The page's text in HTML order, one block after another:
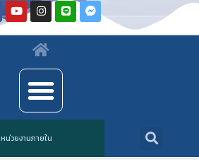
หน่วยงานภายใน